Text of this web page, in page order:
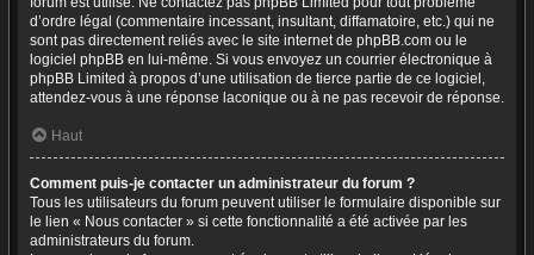
d’ordre légal (commentaire incessant, insultant, diffamatoire, etc.) qui ne
sont pas directement reliés avec le site internet de phpBB.com ou le
logiciel phpBB en lui-même. Si vous envoyez un courrier électronique à
phpBB Limited à propos d’une utilisation de tierce partie de ce logiciel,
attendez-vous à une réponse laconique ou à ne pas recevoir de réponse.
Haut
Comment puis-je contacter un administrateur du forum ?
Tous les utilisateurs du forum peuvent utiliser le formulaire disponible sur
le lien « Nous contacter » si cette fonctionnalité a été activée par les
administrateurs du forum.